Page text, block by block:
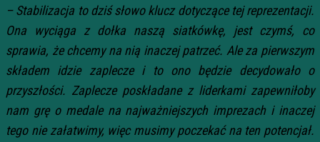
– Stabilizacja to dziś słowo klucz dotyczące tej reprezentacji.
Ona wyciąga z dołka naszą siatkówkę, jest czymś, co
sprawia, że chcemy na nią inaczej patrzeć. Ale za pierwszym
składem idzie zaplecze i to ono będzie decydowało o
przyszłości. Zaplecze poskładane z liderkami zapewniłoby
nam grę o medale na najważniejszych imprezach i inaczej
tego nie załatwimy, więc musimy poczekać na ten potencjał.